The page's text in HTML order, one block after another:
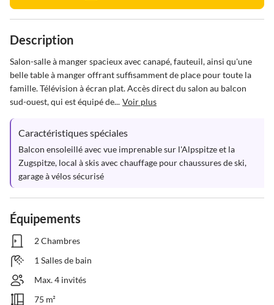
Description
Salon-salle à manger spacieux avec canapé, fauteuil, ainsi qu'une
belle table à manger offrant suffisamment de place pour toute la
famille. Télévision à écran plat. Accès direct du salon au balcon
sud-ouest, qui est équipé de... Voir plus
Caractéristiques spéciales
Balcon ensoleillé avec vue imprenable sur l'Alpspitze et la
Zugspitze, local à skis avec chauffage pour chaussures de ski,
garage à vélos sécurisé
Équipements
2 Chambres
1 Salles de bain
Max. 4 invités
75 m²